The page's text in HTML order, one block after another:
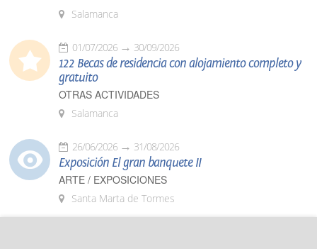
Salamanca
01/07/2026 30/09/2026
122 Becas de residencia con alojamiento completo y
gratuito
OTRAS ACTIVIDADES
Salamanca
26/06/2026 31/08/2026
Exposición El gran banquete II
ARTE / EXPOSICIONES
Santa Marta de Tormes